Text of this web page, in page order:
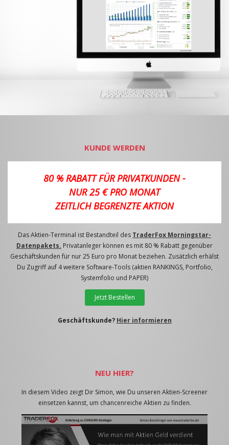
KUNDE WERDEN
80 % RABATT FÜR PRIVATKUNDEN -
NUR 25 € PRO MONAT
ZEITLICH BEGRENZTE AKTION
Das Aktien-Terminal ist Bestandteil des TraderFox Morningstar-
Datenpakets. Privatanleger können es mit 80 % Rabatt gegenüber
Geschäftskunden für nur 25 Euro pro Monat beziehen. Zusätzlich erhälst
Du Zugriff auf 4 weitere Software-Tools (aktien RANKINGS, Portfolio,
Systemfolio und PAPER)
Jetzt Bestellen
Geschäftskunde? Hier informieren
NEU HIER?
In diesem Video zeigt Dir Simon, wie Du unseren Aktien-Screener
einsetzen kannst, um chancenreiche Aktien zu finden.